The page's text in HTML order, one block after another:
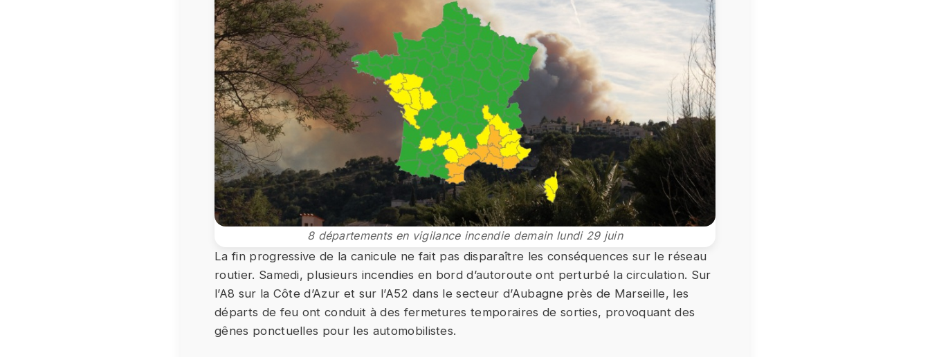
8 départements en vigilance incendie demain lundi 29 juin
La fin progressive de la canicule ne fait pas disparaître les conséquences sur le réseau
routier. Samedi, plusieurs incendies en bord d’autoroute ont perturbé la circulation. Sur
l’A8 sur la Côte d’Azur et sur l’A52 dans le secteur d’Aubagne près de Marseille, les
départs de feu ont conduit à des fermetures temporaires de sorties, provoquant des
gênes ponctuelles pour les automobilistes.